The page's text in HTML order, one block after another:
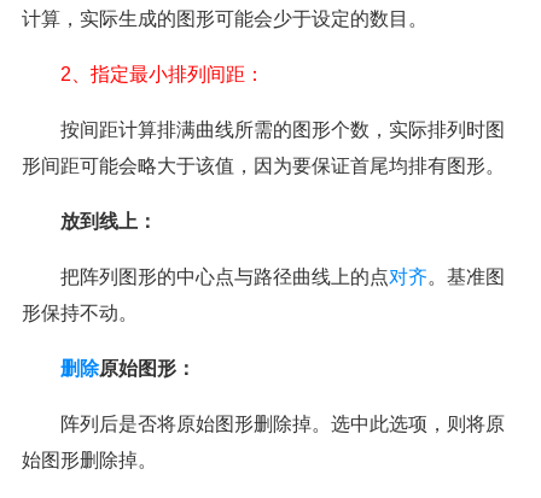
计算，实际生成的图形可能会少于设定的数目。
2、指定最小排列间距：
按间距计算排满曲线所需的图形个数，实际排列时图
形间距可能会略大于该值，因为要保证首尾均排有图形。
放到线上：
把阵列图形的中心点与路径曲线上的点对齐。基准图
形保持不动。
删除原始图形：
阵列后是否将原始图形删除掉。选中此选项，则将原
始图形删除掉。